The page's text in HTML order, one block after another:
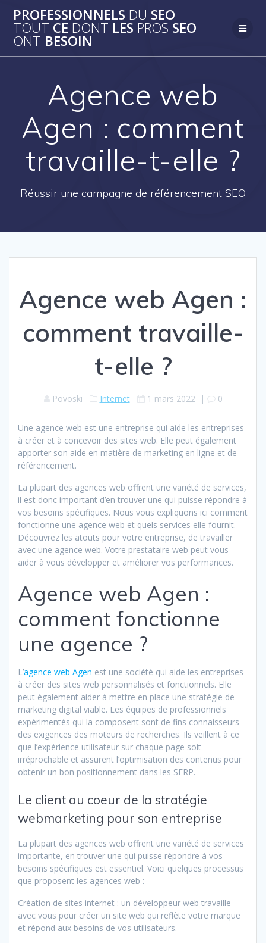
au
contenu
PROFESSIONNELS DU SEO
TOUT CE DONT LES PROS SEO
ONT BESOIN
Agence web
Agen : comment
travaille-t-elle ?
Réussir une campagne de référencement SEO
Agence web Agen :
comment travaille-
t-elle ?
Povoski Internet 1 mars 2022 | 0
Une agence web est une entreprise qui aide les entreprises
à créer et à concevoir des sites web. Elle peut également
apporter son aide en matière de marketing en ligne et de
référencement.
La plupart des agences web offrent une variété de services,
il est donc important d’en trouver une qui puisse répondre à
vos besoins spécifiques. Nous vous expliquons ici comment
fonctionne une agence web et quels services elle fournit.
Découvrez les atouts pour votre entreprise, de travailler
avec une agence web. Votre prestataire web peut vous
aider à vous développer et améliorer vos performances.
Agence web Agen :
comment fonctionne
une agence ?
L’agence web Agen est une société qui aide les entreprises
à créer des sites web personnalisés et fonctionnels. Elle
peut également aider à mettre en place une stratégie de
marketing digital viable. Les équipes de professionnels
expérimentés qui la composent sont de fins connaisseurs
des exigences des moteurs de recherches. Ils veillent à ce
que l’expérience utilisateur sur chaque page soit
irréprochable et assurent l’optimisation des contenus pour
obtenir un bon positionnement dans les SERP.
Le client au coeur de la stratégie
webmarketing pour son entreprise
La plupart des agences web offrent une variété de services
importante, en trouver une qui puisse répondre à vos
besoins spécifiques est essentiel. Voici quelques processus
que proposent les agences web :
Création de sites internet : un développeur web travaille
avec vous pour créer un site web qui reflète votre marque
et répond aux besoins de vos utilisateurs.